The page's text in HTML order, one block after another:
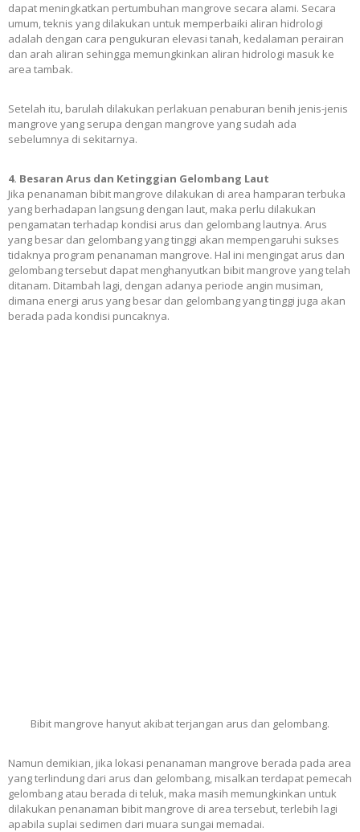
dapat meningkatkan pertumbuhan mangrove secara alami. Secara
umum, teknis yang dilakukan untuk memperbaiki aliran hidrologi
adalah dengan cara pengukuran elevasi tanah, kedalaman perairan
dan arah aliran sehingga memungkinkan aliran hidrologi masuk ke
area tambak.
Setelah itu, barulah dilakukan perlakuan penaburan benih jenis-jenis
mangrove yang serupa dengan mangrove yang sudah ada
sebelumnya di sekitarnya.
4. Besaran Arus dan Ketinggian Gelombang Laut
Jika penanaman bibit mangrove dilakukan di area hamparan terbuka
yang berhadapan langsung dengan laut, maka perlu dilakukan
pengamatan terhadap kondisi arus dan gelombang lautnya. Arus
yang besar dan gelombang yang tinggi akan mempengaruhi sukses
tidaknya program penanaman mangrove. Hal ini mengingat arus dan
gelombang tersebut dapat menghanyutkan bibit mangrove yang telah
ditanam. Ditambah lagi, dengan adanya periode angin musiman,
dimana energi arus yang besar dan gelombang yang tinggi juga akan
berada pada kondisi puncaknya.
Bibit mangrove hanyut akibat terjangan arus dan gelombang.
Namun demikian, jika lokasi penanaman mangrove berada pada area
yang terlindung dari arus dan gelombang, misalkan terdapat pemecah
gelombang atau berada di teluk, maka masih memungkinkan untuk
dilakukan penanaman bibit mangrove di area tersebut, terlebih lagi
apabila suplai sedimen dari muara sungai memadai.